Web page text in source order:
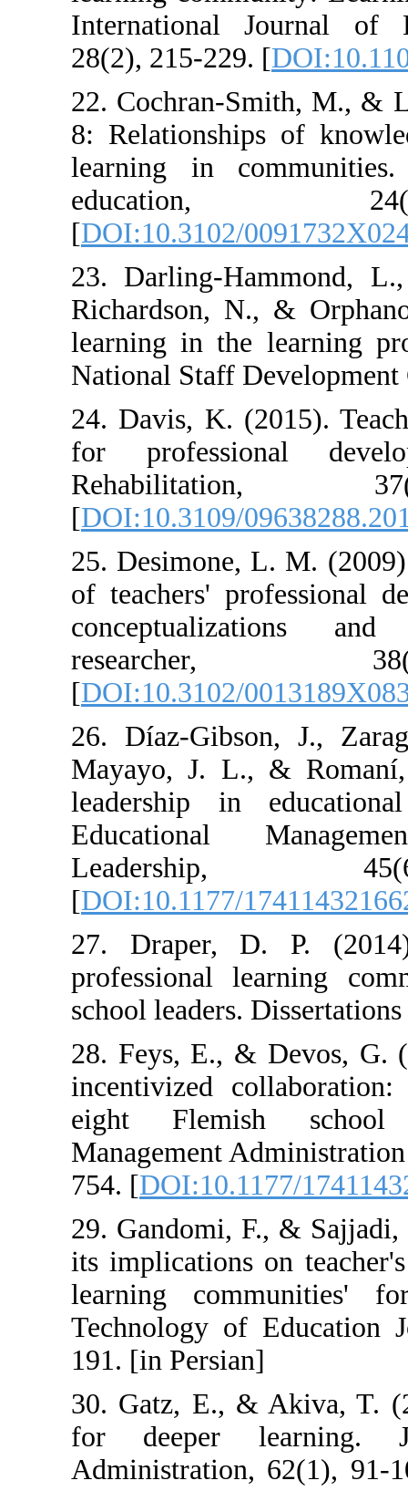
International
28(2), 215-229.
22. Cochran-
8:
learning in
[DOI:10.3102/
23. Darling-
Richardson,
learning in the
National Staff
24. Davis, K.
for
[DOI:10.3109/
25. Desimone,
of teachers'
[DOI:10.3102/
26. Díaz-
Mayayo, J.
leadership in
[DOI:10.1177/
27. Draper,
professional
school leaders.
28. Feys, E., &
incentivized
eight
Management
754. [
29. Gandomi,
its implications
learning
Technology
191. [in Persian]
30. Gatz, E., &
for deeper